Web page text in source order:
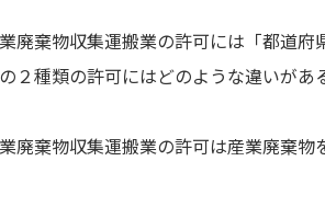
廃棄物収集運搬業の許可には「都道府
２種類の許可にはどのような違いがあ
廃棄物収集運搬業の許可は産業廃棄物